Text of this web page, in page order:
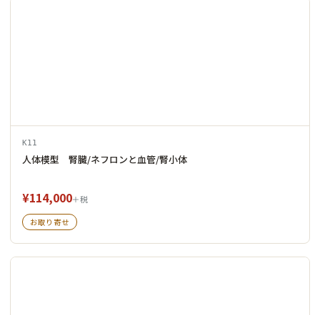
K11
人体模型 腎臓/ネフロンと血管/腎小体
¥114,000＋税
お取り寄せ